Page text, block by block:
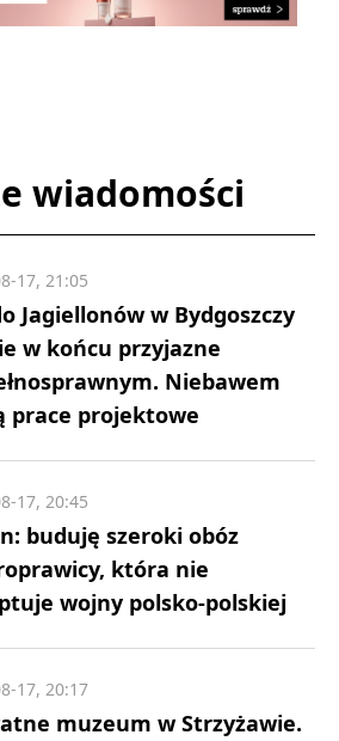
wiadomości
Jagiellonów w Bydgoszczy
w końcu przyjazne
Niebawem
prace projektowe
17, 21:05
buduję szeroki obóz
która nie
wojny polsko-polskiej
17, 20:45
muzeum w Strzyżawie.
17, 20:17